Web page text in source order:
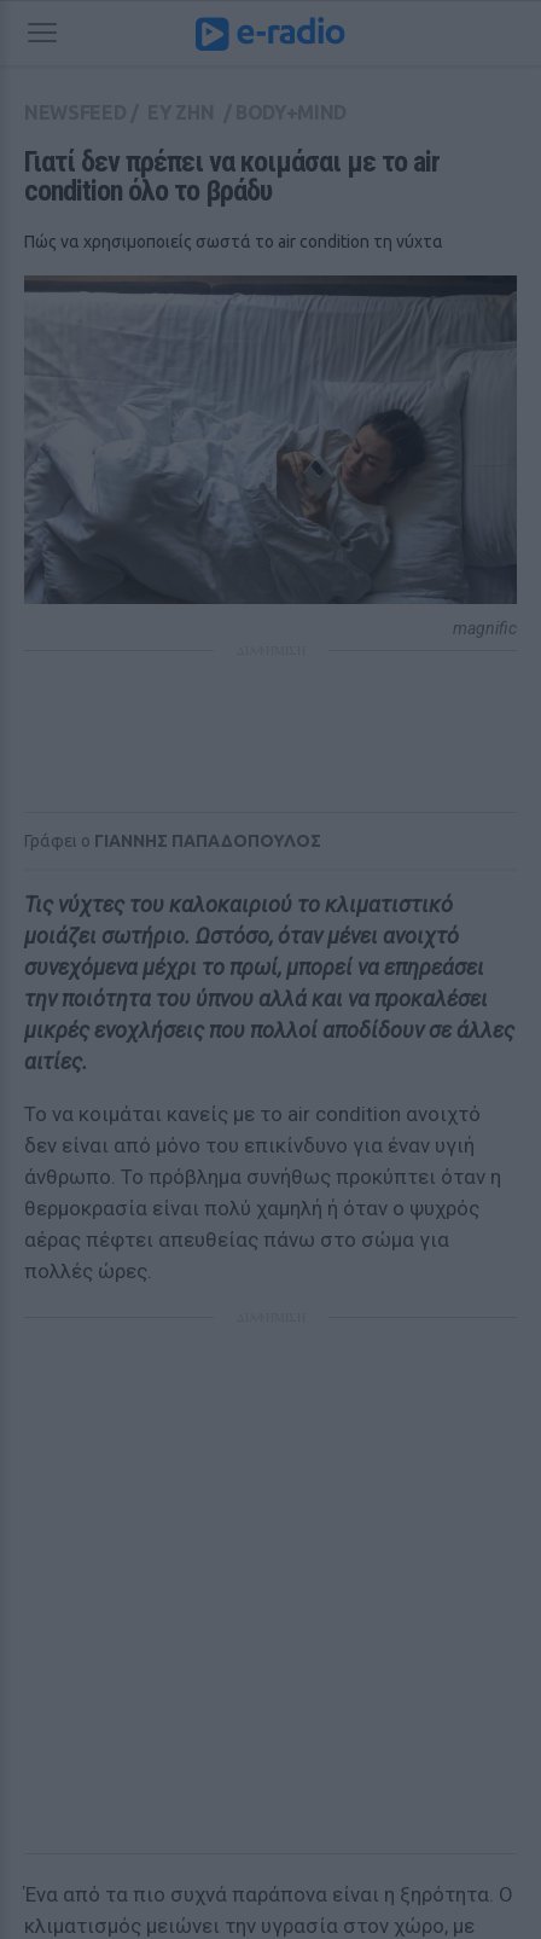
Γιατί δεν πρέπει να κοιμάσαι με το air
condition όλο το βράδυ
Πώς να χρησιμοποιείς σωστά το air condition τη νύχτα
magnific
Γράφει ο ΓΙΑΝΝΗΣ ΠΑΠΑΔΟΠΟΥΛΟΣ
Τις νύχτες του καλοκαιριού το κλιματιστικό
μοιάζει σωτήριο. Ωστόσο, όταν μένει ανοιχτό
συνεχόμενα μέχρι το πρωί, μπορεί να επηρεάσει
την ποιότητα του ύπνου αλλά και να προκαλέσει
μικρές ενοχλήσεις που πολλοί αποδίδουν σε άλλες
αιτίες.
Το να κοιμάται κανείς με το air condition ανοιχτό
δεν είναι από μόνο του επικίνδυνο για έναν υγιή
άνθρωπο. Το πρόβλημα συνήθως προκύπτει όταν η
θερμοκρασία είναι πολύ χαμηλή ή όταν ο ψυχρός
αέρας πέφτει απευθείας πάνω στο σώμα για
πολλές ώρες.
Ένα από τα πιο συχνά παράπονα είναι η ξηρότητα. Ο
κλιματισμός μειώνει την υγρασία στον χώρο, με